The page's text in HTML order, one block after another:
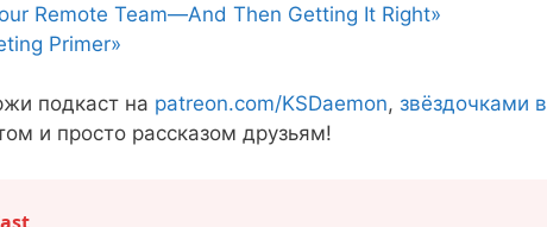
Remote Team—And Then Getting It Right»
Primer»
подкаст на patreon.com/KSDaemon, звёздочками в
и просто рассказом друзьям!